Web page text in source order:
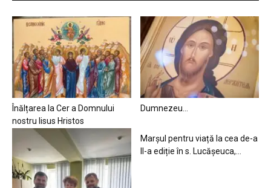
Înălțarea la Cer a Domnului
nostru Iisus Hristos
Dumnezeu…
Marșul pentru viață la cea de-a
II-a ediție în s. Lucășeuca,...